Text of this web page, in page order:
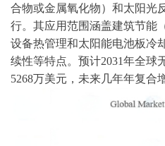
合物或金属氧化物）和太阳光
行。其应用范围涵盖建筑节能
设备热管理和太阳能电池板冷
续性等特点。预计2031年全球
5268万美元，未来几年年复合